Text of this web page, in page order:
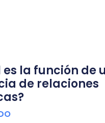
es la función de
de relaciones